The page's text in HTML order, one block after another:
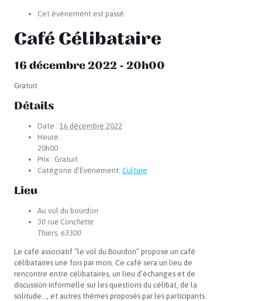
Cet évènement est passé.
Café Célibataire
16 décembre 2022 - 20h00
Gratuit
Détails
Date : 16 décembre 2022
Heure :
20h00
Prix : Gratuit
Catégorie d’Évènement: Culture
Lieu
Au vol du bourdon
30 rue Conchette
Thiers 63300
Le café associatif “le vol du Bourdon” propose un café
célibataires une fois par mois. Ce café sera un lieu de
rencontre entre célibataires, un lieu d’échanges et de
discussion informelle sur les questions du célibat, de la
solitude…, et autres thèmes proposés par les participants.